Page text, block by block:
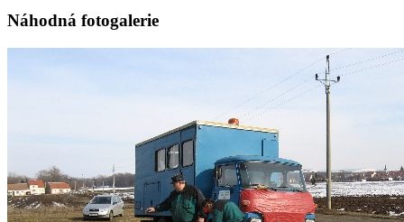
Náhodná fotogalerie